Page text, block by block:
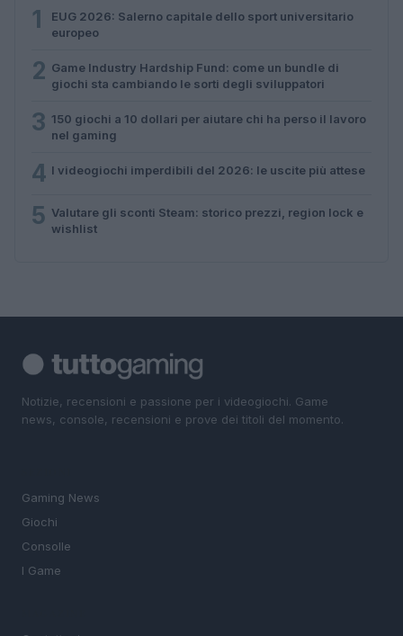
1
EUG 2026: Salerno capitale dello sport universitario
europeo
2 Game Industry Hardship Fund: come un bundle di
giochi sta cambiando le sorti degli sviluppatori
3 150 giochi a 10 dollari per aiutare chi ha perso il lavoro
nel gaming
4 I videogiochi imperdibili del 2026: le uscite più attese
5 Valutare gli sconti Steam: storico prezzi, region lock e
wishlist
Notizie, recensioni e passione per i videogiochi. Game
news, console, recensioni e prove dei titoli del momento.
Gaming News
Giochi
Consolle
I Game